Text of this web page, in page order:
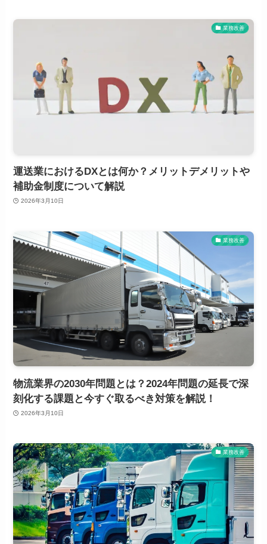
業務改善
運送業におけるDXとは何か？メリットデメリットや
補助金制度について解説
2026年3月10日
業務改善
物流業界の2030年問題とは？2024年問題の延長で深
刻化する課題と今すぐ取るべき対策を解説！
2026年3月10日
業務改善